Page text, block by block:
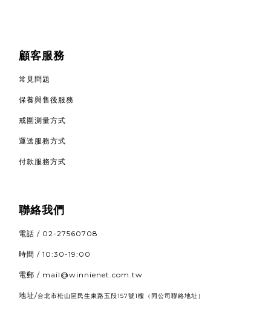
顧客服務
常見問題
保養與售後服務
戒圍測量方式
運送服務方式
付款服務方式
聯絡我們
電話 / 02-27560708
時間 / 10:30-19:00
電郵 / mail@winnienet.com.tw
地址/台北市松山區民生東路五段157號1樓 （同公司聯絡地址）